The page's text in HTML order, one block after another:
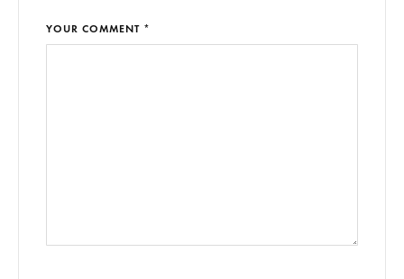
YOUR COMMENT *